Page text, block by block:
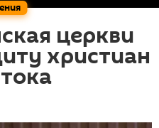
церкви
христиан